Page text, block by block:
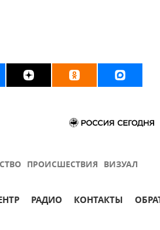
ПРОИСШЕСТВИЯ ВИЗУАЛ
РАДИО КОНТАКТЫ